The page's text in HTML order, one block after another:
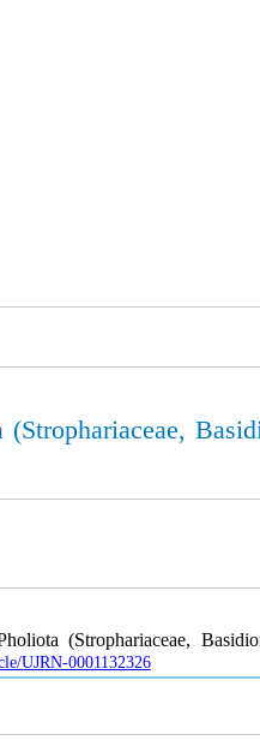
(Strophariaceae,
(Strophariaceae,
UJRN-0001132326